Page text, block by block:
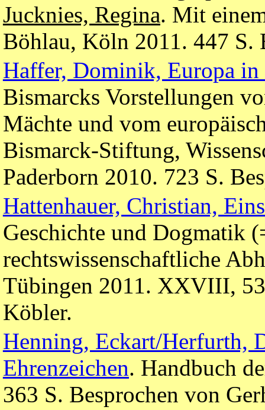
Jucknies, Regina. Mit
Böhlau, Köln 2011. 447 S.
Haffer, Dominik, Europa in
Bismarcks Vorstellungen
Mächte und vom
Bismarck-Stiftung,
Paderborn 2010. 723 S.
Hattenhauer, Christian,
Geschichte und Dogmatik
rechtswissenschaftliche
Tübingen 2011. XXVIII,
Köbler.
Henning, Eckart/Herfurth,
Ehrenzeichen. Handbuch
363 S. Besprochen von